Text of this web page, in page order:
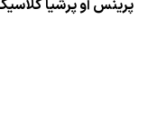
پرینس آو پرشیا